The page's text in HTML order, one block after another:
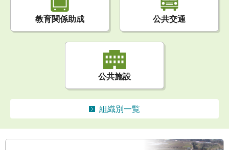
教育関係助成 公共交通
公共施設
組織別一覧